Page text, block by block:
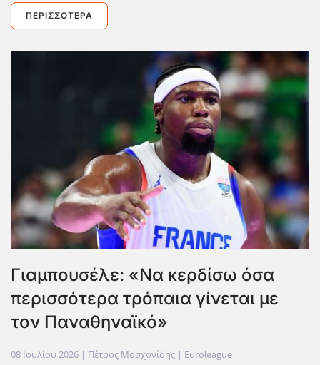
ΠΕΡΙΣΣΌΤΕΡΑ
Γιαμπουσέλε: «Να κερδίσω όσα
περισσότερα τρόπαια γίνεται με
τον Παναθηναϊκό»
08 Ιουλίου 2026 | Πέτρος Μοσχονίδης | Euroleague